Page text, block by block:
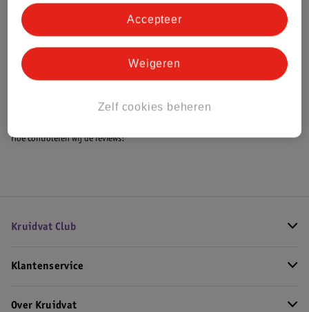
Bestel & Bezorginformatie
Bekijk ook
Alle Rolstoel accessoires
Hoe controleren wij de reviews?
Kruidvat Club
Klantenservice
Over Kruidvat
Zelf cookies beheren
Weigeren
Accepteer